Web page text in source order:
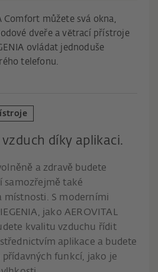
Comfort můžete svá okna,
dveře a větrací přístroje
ovládat jednoduše
telefonu.
díky aplikaci.
a zdravě budete
samozřejmě také
S moderními
jako AEROVITAL
kvalitu vzduchu řídit
aplikace a budete
funkcí, jako je